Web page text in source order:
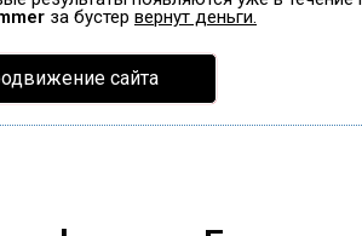
за бустер вернут деньги.
сайта